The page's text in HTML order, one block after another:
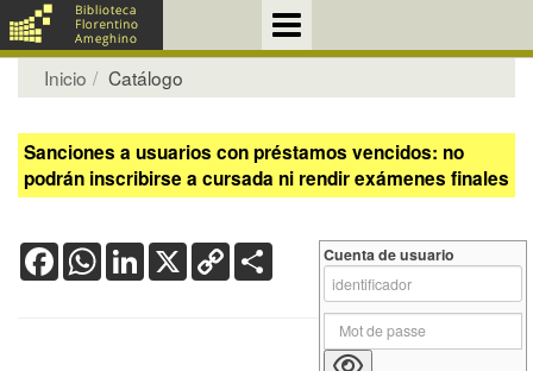
Inicio Catálogo
Sanciones a usuarios con préstamos vencidos: no
podrán inscribirse a cursada ni rendir exámenes finales
FacebookWhatsApp
LinkedIn
X Copy
Link
Cuenta de usuario